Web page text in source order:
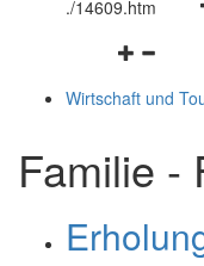
./14609.htm
und
Wirtschaft und
Familie -